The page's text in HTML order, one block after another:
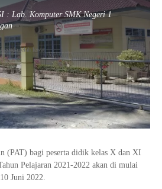
Jaringan Dasar
: Lab. Komputer SMK Negeri 1
Agenda telah lewat
(PAT) bagi peserta didik kelas X dan XI
Pelajaran 2021-2022 akan di mulai
Juni 2022.